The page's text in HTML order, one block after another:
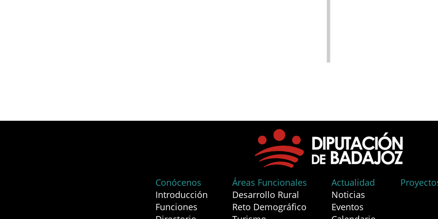
Conócenos
Introducción
Funciones
Áreas Funcionales
Desarrollo Rural
Reto Demográfico
Actualidad
Noticias
Eventos